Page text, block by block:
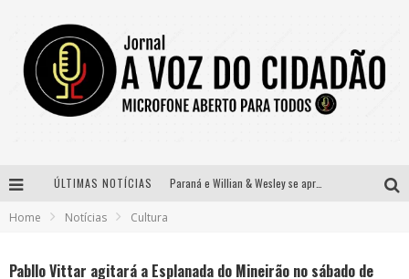
ÚLTIMAS NOTÍCIAS Paraná e Willian & Wesley se apresentam no Carretão Trevo Contagem nesta sexta-feira
Home Notícias Cultura
Pabllo Vittar agitará a Esplanada do Mineirão no sábado de